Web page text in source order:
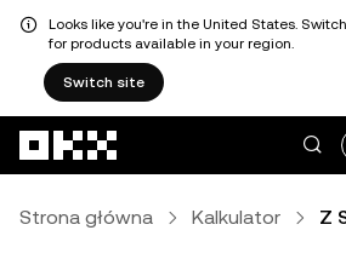
Looks like you're in the United States.
for products available in your region.
Switch site
Strona główna Kalkulator Z